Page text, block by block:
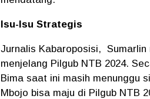
Isu-Isu Strategis
Jurnalis Kabaroposisi,
menjelang Pilgub NTB 2024.
Bima saat ini masih menunggu
Mbojo bisa maju di Pilgub NTB